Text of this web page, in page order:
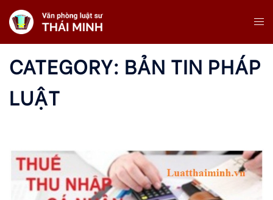
Skip
To
Content
CATEGORY: BẢN TIN PHÁP
LUẬT